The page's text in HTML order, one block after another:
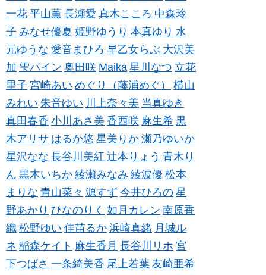
一花 平山薫 長瀬愛 真木こころ 中森玲
子 みなせ優夏 姫野ゆうり 本真ゆり 水
元ゆうな 愛音まひろ 早乙女らぶ 大沢美
加 雫パイン 奥田咲 Maika 星川なつ 立花
里子 宮崎あい めぐり（藤浦めぐ）
横山
みれい 朱音ゆい 川上奈々美 当真ゆき
真田春香 小川あさ美 香西咲 麻生希 黒
木アリサ はるか悠 星美りか 瀬乃ゆいか
星沢なな 長谷川美紅 辻本りょう 青木り
ん 黒木いちか 綾瀬みなみ 綾波優 松本
まりな 青山菜々 源すず 今井ひろの 星
野あかり ひなのりく 如月カレン 南原香
織 松野ゆい 佳苗るか 浜崎真緒 月城ル
ネ 稲森ケイト 麻生香月 長谷川リホ 宮
下つばさ 一条綺美香 尾上若葉 友崎亜希